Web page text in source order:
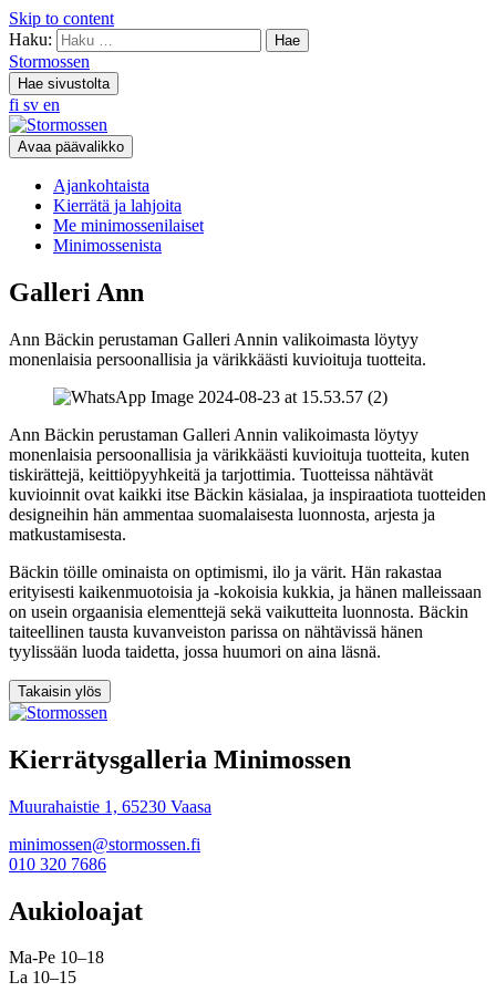
Skip to content
Haku:
Stormossen
Hae sivustolta
fi sv en
Avaa päävalikko
Ajankohtaista
Kierrätä ja lahjoita
Me minimossenilaiset
Minimossenista
Galleri Ann
Ann Bäckin perustaman Galleri Annin valikoimasta löytyy
monenlaisia persoonallisia ja värikkäästi kuvioituja tuotteita.
Ann Bäckin perustaman Galleri Annin valikoimasta löytyy
monenlaisia persoonallisia ja värikkäästi kuvioituja tuotteita, kuten
tiskirättejä, keittiöpyyhkeitä ja tarjottimia. Tuotteissa nähtävät
kuvioinnit ovat kaikki itse Bäckin käsialaa, ja inspiraatiota tuotteiden
designeihin hän ammentaa suomalaisesta luonnosta, arjesta ja
matkustamisesta.
Bäckin töille ominaista on optimismi, ilo ja värit. Hän rakastaa
erityisesti kaikenmuotoisia ja -kokoisia kukkia, ja hänen malleissaan
on usein orgaanisia elementtejä sekä vaikutteita luonnosta. Bäckin
taiteellinen tausta kuvanveiston parissa on nähtävissä hänen
tyylissään luoda taidetta, jossa huumori on aina läsnä.
Takaisin ylös
Kierrätysgalleria Minimossen
Muurahaistie 1, 65230 Vaasa
minimossen@stormossen.fi
010 320 7686
Aukioloajat
Ma-Pe 10–18
La 10–15